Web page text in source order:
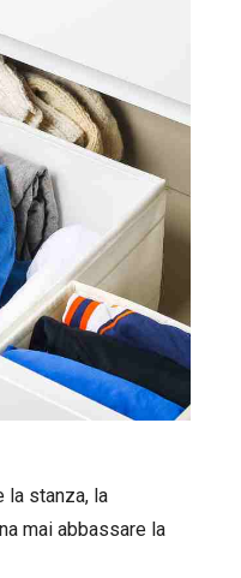
la stanza, la
mai abbassare la